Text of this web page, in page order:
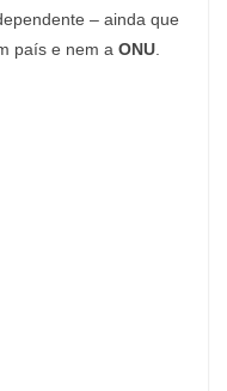
– ainda que
país e nem a ONU